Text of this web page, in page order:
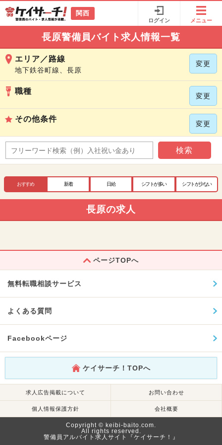
関西
ログイン メニュー
長原警備員バイト求人情報一覧
エリア／路線
地下鉄谷町線、長原
変更
職種
変更
その他条件
変更
検索
おすすめ 新着 日給 シフトが多い シフトが少ない
長原の求人
ページTOPへ
無料転職相談サービス
よくある質問
Facebookページ
ケイサーチ！TOPへ
求人広告掲載について お問い合わせ
個人情報保護方針 会社概要
Copyright © keibi-baito.com.
All rights reserved.
警備員アルバイト求人サイト『ケイサーチ！』